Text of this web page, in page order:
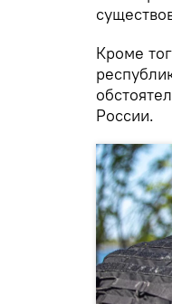
Кроме
России.